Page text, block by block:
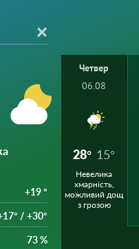
+19 °
/ +30°
73 %
Четвер
06.08
28° 15°
Невелика
хмарність,
можливий дощ
з грозою